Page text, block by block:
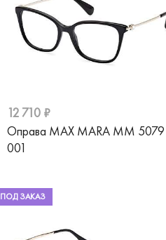
12 710 ₽
Оправа MAX MARA MM 5079
001
ПОД ЗАКАЗ